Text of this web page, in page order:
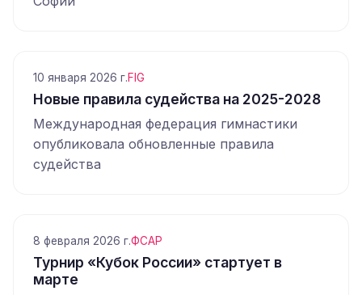
10 января 2026 г.FIG
Новые правила судейства на 2025-2028
Международная федерация гимнастики
опубликовала обновленные правила
судейства
8 февраля 2026 г.ФСАР
Турнир «Кубок России» стартует в
марте